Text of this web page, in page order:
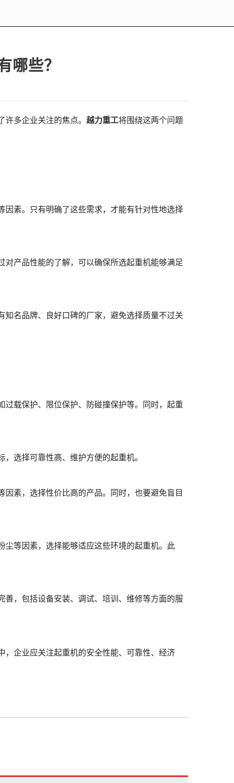
哪些？
许多企业关注的焦点。越力重工将围绕这两个问题
素。只有明确了这些需求，才能有针对性地选择
产品性能的了解，可以确保所选起重机能够满足
名品牌、良好口碑的厂家，避免选择质量不过关
过载保护、限位保护、防碰撞保护等。同时，起重
选择可靠性高、维护方便的起重机。
素，选择性价比高的产品。同时，也要避免盲目
尘等因素，选择能够适应这些环境的起重机。此
，包括设备安装、调试、培训、维修等方面的服
，企业应关注起重机的安全性能、可靠性、经济